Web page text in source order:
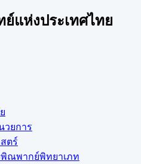
แห่งประเทศไทย
วยการ
ตร์
ณพากย์พิทยาเภท